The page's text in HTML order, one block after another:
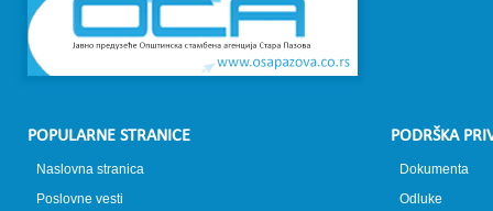
POPULARNE STRANICE
Naslovna stranica
Poslovne vesti
PODRŠKA
Dokumenta
Odluke